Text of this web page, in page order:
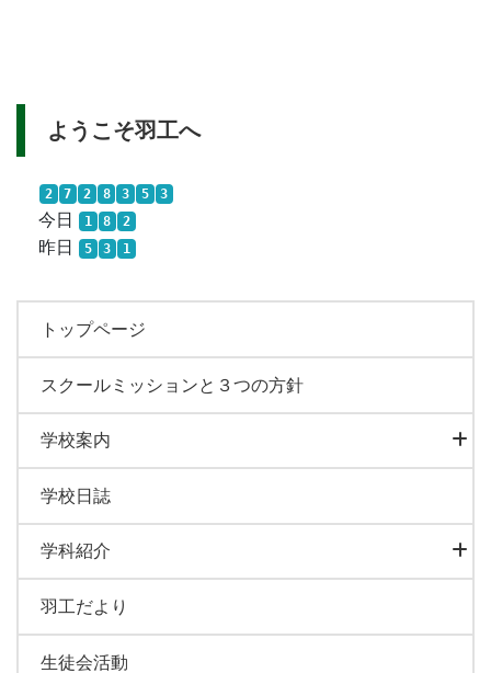
ようこそ羽工へ
2 7 2 8 3 5 3
今日 1 8 2
昨日 5 3 1
トップページ
スクールミッションと３つの方針
学校案内
学校日誌
学科紹介
羽工だより
生徒会活動